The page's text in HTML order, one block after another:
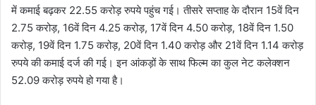
में कमाई बढ़कर 22.55 करोड़ रुपये पहुंच गई। तीसरे सप्ताह के दौरान 15वें दिन
2.75 करोड़, 16वें दिन 4.25 करोड़, 17वें दिन 4.50 करोड़, 18वें दिन 1.50
करोड़, 19वें दिन 1.75 करोड़, 20वें दिन 1.40 करोड़ और 21वें दिन 1.14 करोड़
रुपये की कमाई दर्ज की गई। इन आंकड़ों के साथ फिल्म का कुल नेट कलेक्शन
52.09 करोड़ रुपये हो गया है।